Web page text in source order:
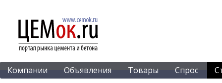
Компании Объявления Товары Спрос